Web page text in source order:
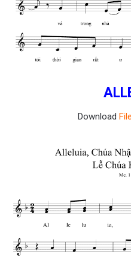
Download